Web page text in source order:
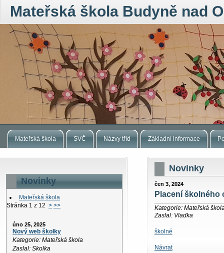
Mateřská škola Budyně nad
Mateřská škola SVČ Názvy tříd Základní informace
Novinky
Mateřská škola
Stránka 1 z 12 > >>
úno 25, 2025
Nový web školky
Kategorie: Mateřská škola
Zaslal: Skolka
Novinky
čen 3, 2024
Placení školného
Kategorie: Mateřská
Zaslal: Vladka
školné
Návrat